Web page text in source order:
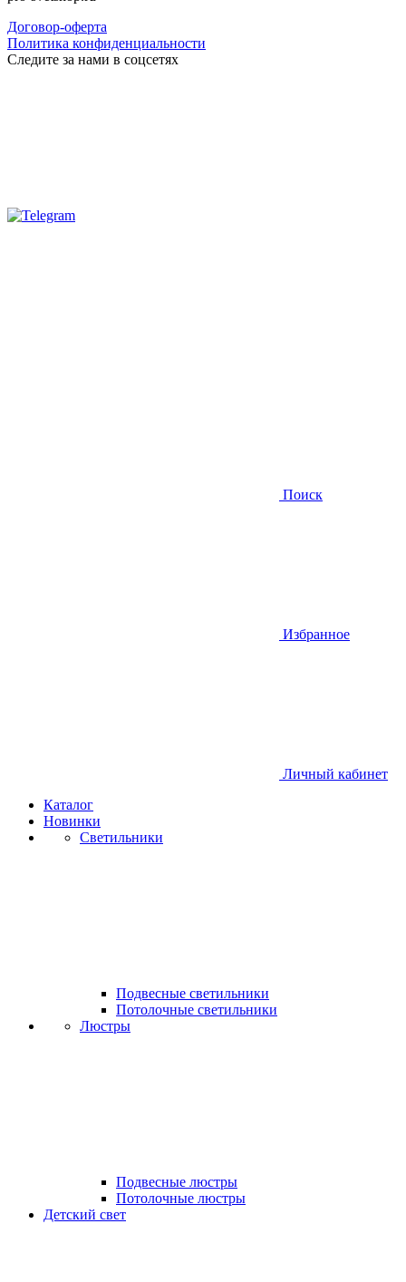
Договор-оферта
Политика конфиденциальности
Следите за нами в соцсетях
Поиск
Избранное
Личный кабинет
Каталог
Новинки
Светильники
Подвесные светильники
Потолочные светильники
Люстры
Подвесные люстры
Потолочные люстры
Детский свет